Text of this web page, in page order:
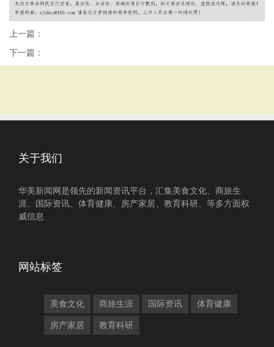
上一篇：
下一篇：
关于我们
华美新闻网是领先的新闻资讯平台，汇集美食文化、商旅生
涯、国际资讯、体育健康、房产家居、教育科研、等多方面权
威信息
网站标签
美食文化 商旅生涯 国际资讯 体育健康
房产家居 教育科研